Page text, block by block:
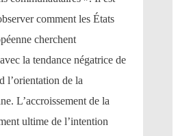
comment les États
cherchent
la tendance négatrice de
l’orientation de la
L’accroissement de la
ultime de l’intention